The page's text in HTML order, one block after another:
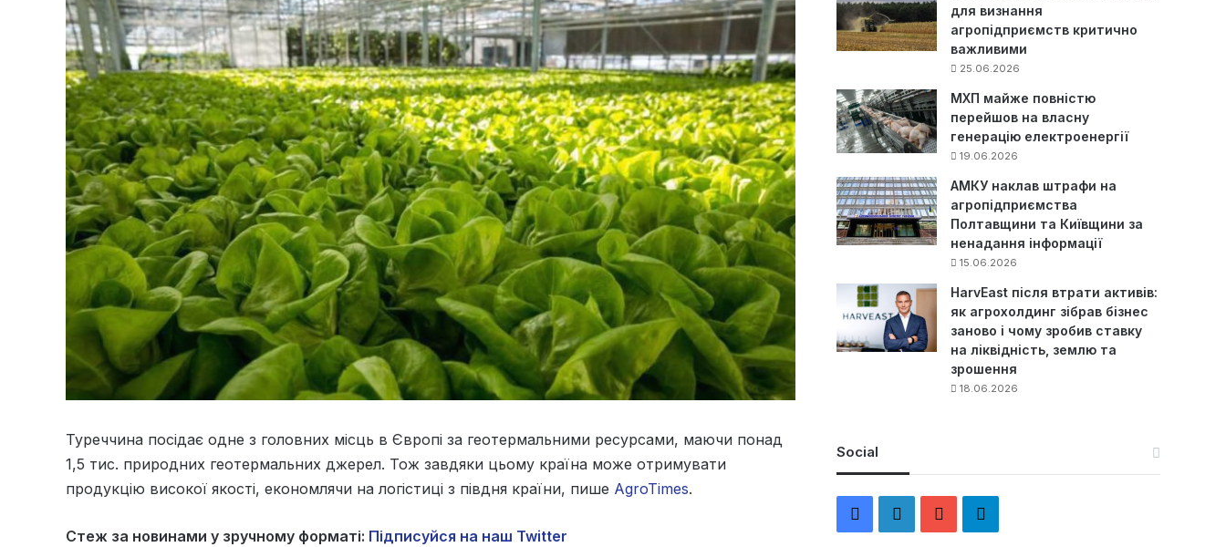
Туреччина посідає одне з головних місць в Європі за геотермальними ресурсами, маючи понад
1,5 тис. природних геотермальних джерел. Тож завдяки цьому країна може отримувати
продукцію високої якості, економлячи на логістиці з півдня країни, пише AgroTimes.
Стеж за новинами у зручному форматі: Підписуйся на наш Twitter
для визнання
агропідприємств критично
важливими
25.06.2026
МХП майже повністю
перейшов на власну
генерацію електроенергії
19.06.2026
АМКУ наклав штрафи на
агропідприємства
Полтавщини та Київщини за
ненадання інформації
15.06.2026
HarvEast після втрати активів:
як агрохолдинг зібрав бізнес
заново і чому зробив ставку
на ліквідність, землю та
зрошення
18.06.2026
Social